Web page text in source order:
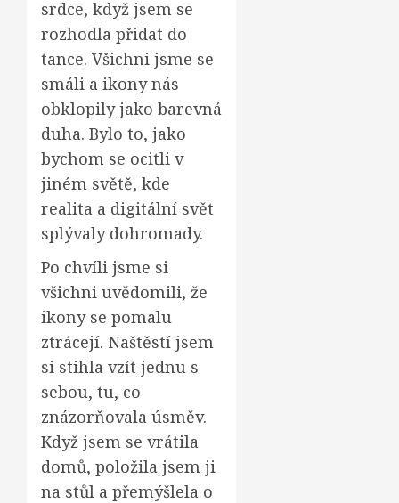
srdce, když jsem se
rozhodla přidat do
tance. Všichni jsme se
smáli a ikony nás
obklopily jako barevná
duha. Bylo to, jako
bychom se ocitli v
jiném světě, kde
realita a digitální svět
splývaly dohromady.
Po chvíli jsme si
všichni uvědomili, že
ikony se pomalu
ztrácejí. Naštěstí jsem
si stihla vzít jednu s
sebou, tu, co
znázorňovala úsměv.
Když jsem se vrátila
domů, položila jsem ji
na stůl a přemýšlela o